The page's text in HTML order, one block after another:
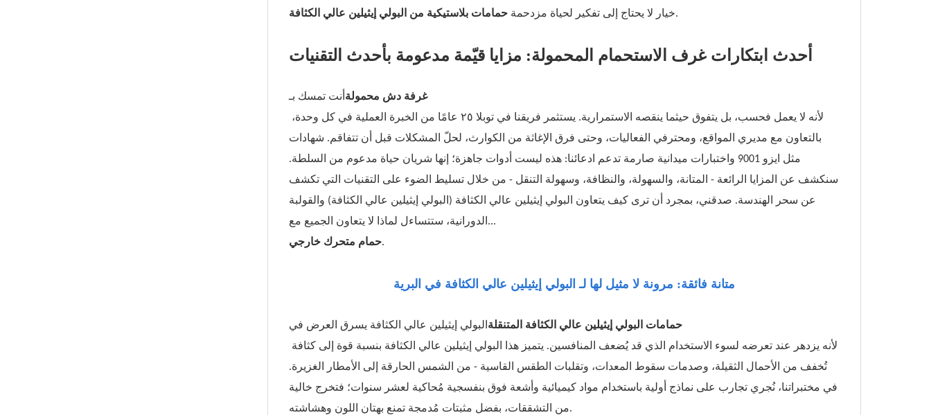
حمامات بلاستيكية من البولي إيثيلين عالي الكثافة
خيار لا يحتاج إلى تفكير لحياة مزدحمة.
أحدث ابتكارات غرف الاستحمام المحمولة: مزايا قيّمة مدعومة بأحدث التقنيات
أنت تمسك بـ غرفة دش محمولة
بالتعاون مع مديري المواقع، ومحترفي الفعاليات، وحتى فرق الإغاثة من الكوارث، لحلّ المشكلات قبل أن تتفاقم. شهادات
مثل ايزو 9001 واختبارات ميدانية صارمة تدعم ادعائنا: هذه ليست أدوات جاهزة؛ إنها شريان حياة مدعوم من السلطة.
سنكشف عن المزايا الرائعة - المتانة، والسهولة، والنظافة، وسهولة التنقل - من خلال تسليط الضوء على التقنيات التي تكشف
عن سحر الهندسة. صدقني، بمجرد أن ترى كيف يتعاون البولي إيثيلين عالي الكثافة (البولي إيثيلين عالي الكثافة) والقولبة
الدورانية، ستتساءل لماذا لا يتعاون الجميع مع...
حمام متحرك خارجي.
متانة فائقة: مرونة لا مثيل لها لـ البولي إيثيلين عالي الكثافة في البرية
البولي إيثيلين عالي الكثافة يسرق العرض في حمامات البولي إيثيلين عالي الكثافة المتنقلة
تُخفف من الأحمال الثقيلة، وصدمات سقوط المعدات، وتقلبات الطقس القاسية - من الشمس الحارقة إلى الأمطار الغزيرة.
في مختبراتنا، نُجري تجارب على نماذج أولية باستخدام مواد كيميائية وأشعة فوق بنفسجية مُحاكية لعشر سنوات؛ فتخرج خالية
من التشققات، بفضل مثبتات مُدمجة تمنع بهتان اللون وهشاشته.